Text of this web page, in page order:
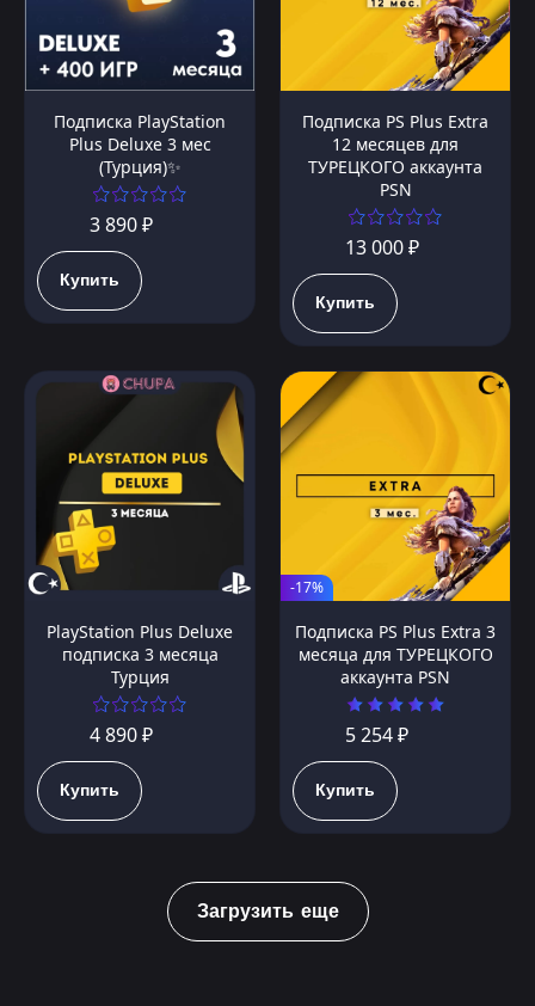
Подписка PlayStation
Plus Deluxe 3 мес
(Турция)✨
3 890 ₽
Купить
Подписка PS Plus Extra
12 месяцев для
ТУРЕЦКОГО аккаунта
PSN
13 000 ₽
Купить
PlayStation Plus Deluxe
подписка 3 месяца
Турция
4 890 ₽
Купить
-17%
Подписка PS Plus Extra 3
месяца для ТУРЕЦКОГО
аккаунта PSN
5 254 ₽
Купить
Загрузить еще